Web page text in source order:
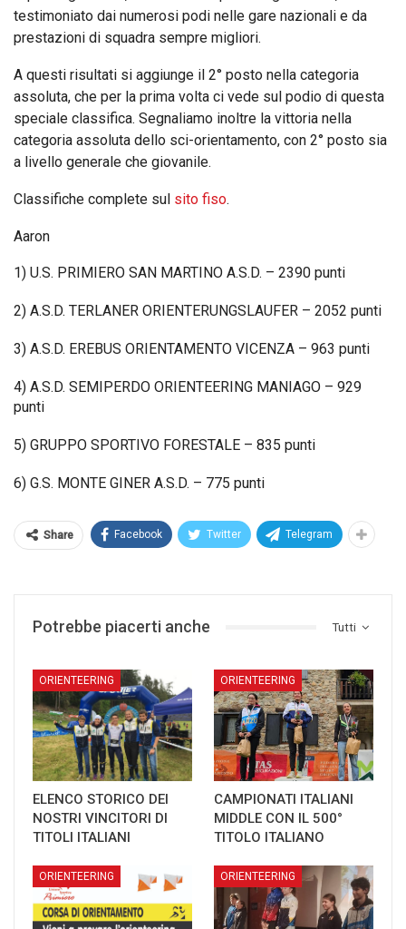
testimoniato dai numerosi podi nelle gare nazionali e da
prestazioni di squadra sempre migliori.
A questi risultati si aggiunge il 2° posto nella categoria
assoluta, che per la prima volta ci vede sul podio di questa
speciale classifica. Segnaliamo inoltre la vittoria nella
categoria assoluta dello sci-orientamento, con 2° posto sia
a livello generale che giovanile.
Classifiche complete sul sito fiso.
Aaron
1) U.S. PRIMIERO SAN MARTINO A.S.D. – 2390 punti
2) A.S.D. TERLANER ORIENTERUNGSLAUFER – 2052 punti
3) A.S.D. EREBUS ORIENTAMENTO VICENZA – 963 punti
4) A.S.D. SEMIPERDO ORIENTEERING MANIAGO – 929
punti
5) GRUPPO SPORTIVO FORESTALE – 835 punti
6) G.S. MONTE GINER A.S.D. – 775 punti
Share Facebook Twitter Telegram
Tutti
Potrebbe piacerti anche
ORIENTEERING
ELENCO STORICO DEI
NOSTRI VINCITORI DI
TITOLI ITALIANI
ORIENTEERING
CAMPIONATI ITALIANI
MIDDLE CON IL 500°
TITOLO ITALIANO
ORIENTEERING ORIENTEERING